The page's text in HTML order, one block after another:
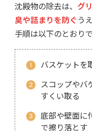
沈殿物の除去は、 グ
臭や詰まりを防ぐう
手順は以下のとおりで
バスケットを
スコップやバ
すくい取る
底部や壁面に
で擦り落とす